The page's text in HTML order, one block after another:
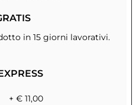
in 15 giorni lavorativi.
+ € 11,00